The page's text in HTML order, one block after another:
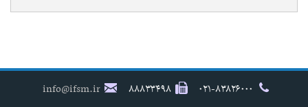
۸۸۸۳۳۴۹۸ info@ifsm.ir